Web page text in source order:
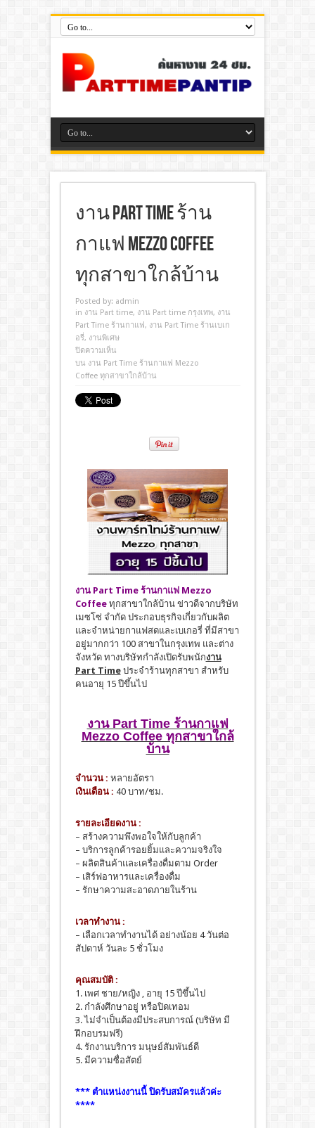
งาน Part Time ร้าน
กาแฟ Mezzo Coffee
ทุกสาขาใกล้บ้าน
Posted by: admin
in งาน Part time, งาน Part time กรุงเทพ, งาน
Part Time ร้านกาแฟ, งาน Part Time ร้านเบเก
อรี่, งานพิเศษ
ปิดความเห็น
บน งาน Part Time ร้านกาแฟ Mezzo
Coffee ทุกสาขาใกล้บ้าน
งาน Part Time ร้านกาแฟ Mezzo
Coffee ทุกสาขาใกล้บ้าน ข่าวดีจากบริษัท
เมซโซ่ จำกัด ประกอบธุรกิจเกี่ยวกับผลิต
และจำหน่ายกาแฟสดและเบเกอรี่ ที่มีสาขา
อยู่มากกว่า 100 สาขาในกรุงเทพ และต่าง
จังหวัด ทางบริษัทกำลังเปิดรับพนักงาน
Part Timeประจำร้านทุกสาขา สำหรับ
คนอายุ 15 ปีขึ้นไป
งาน Part Time ร้านกาแฟ
Mezzo Coffee ทุกสาขาใกล้
บ้าน
จำนวน : หลายอัตรา
เงินเดือน : 40 บาท/ชม.
รายละเอียดงาน :
– สร้างความพึงพอใจให้กับลูกค้า
– บริการลูกค้ารอยยิ้มและความจริงใจ
– ผลิตสินค้าและเครื่องดื่มตาม Order
– เสิร์ฟอาหารและเครื่องดื่ม
– รักษาความสะอาดภายในร้าน
เวลาทำงาน :
– เลือกเวลาทำงานได้ อย่างน้อย 4 วันต่อ
สัปดาห์ วันละ 5 ชั่วโมง
คุณสมบัติ :
1. เพศ ชาย/หญิง , อายุ 15 ปีขึ้นไป
2. กำลังศึกษาอยู่ หรือปิดเทอม
3. ไม่จำเป็นต้องมีประสบการณ์ (บริษัท มี
ฝึกอบรมฟรี)
4. รักงานบริการ มนุษย์สัมพันธ์ดี
5. มีความซื่อสัตย์
*** ตำแหน่งงานนี้ ปิดรับสมัครแล้วค่ะ
****